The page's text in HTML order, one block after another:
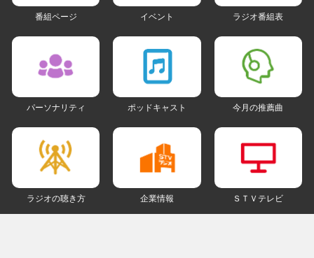
番組ページ イベント ラジオ番組表
パーソナリティ ポッドキャスト 今月の推薦曲
ラジオの聴き方 企業情報 ＳＴＶテレビ